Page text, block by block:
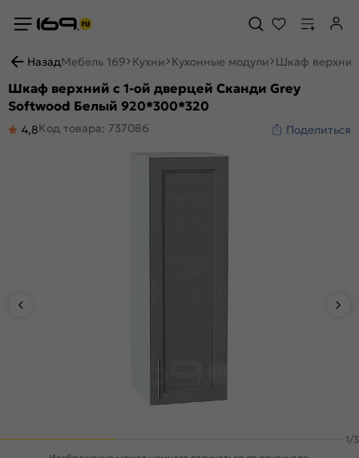
НазадМебель 169 Кухни Кухонные модули Шкаф
Шкаф верхний с 1-ой дверцей Сканди Grey
Softwood Белый 920*300*320
4,8Код товара: 737086 Поделиться
1/3